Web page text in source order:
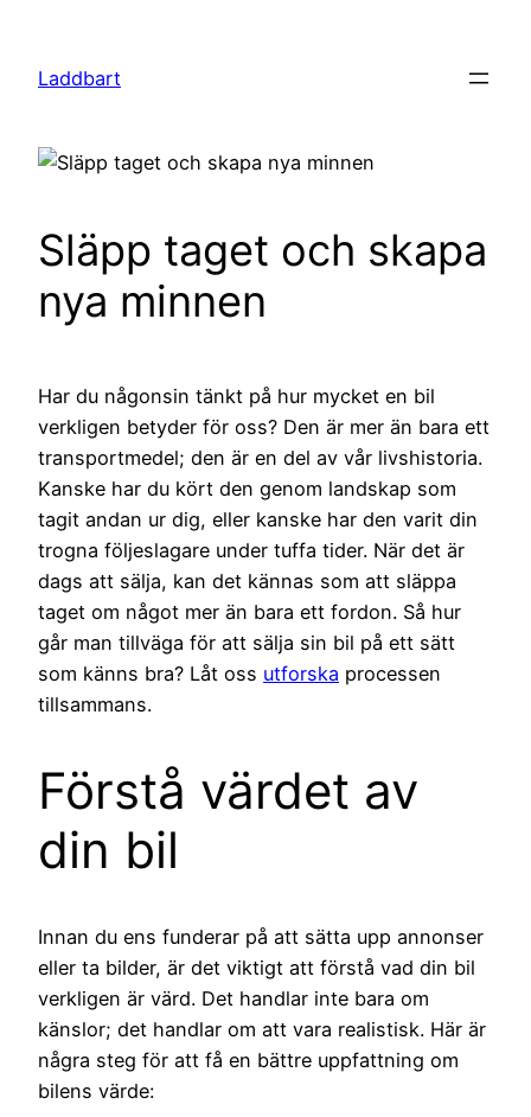
innehåll
Laddbart
Släpp taget och skapa
nya minnen
Har du någonsin tänkt på hur mycket en bil
verkligen betyder för oss? Den är mer än bara ett
transportmedel; den är en del av vår livshistoria.
Kanske har du kört den genom landskap som
tagit andan ur dig, eller kanske har den varit din
trogna följeslagare under tuffa tider. När det är
dags att sälja, kan det kännas som att släppa
taget om något mer än bara ett fordon. Så hur
går man tillväga för att sälja sin bil på ett sätt
som känns bra? Låt oss utforska processen
tillsammans.
Förstå värdet av
din bil
Innan du ens funderar på att sätta upp annonser
eller ta bilder, är det viktigt att förstå vad din bil
verkligen är värd. Det handlar inte bara om
känslor; det handlar om att vara realistisk. Här är
några steg för att få en bättre uppfattning om
bilens värde: